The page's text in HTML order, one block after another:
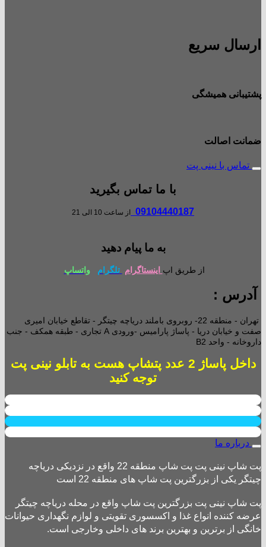
ارسال سریع
پشتیبانی همیشگی
ضمانت اصالت
تماس با نینی پت
با ما تماس بگیرید
09104440187 از ساعت 10 الی 21
به ما پیام دهید
از طریق اپ اینستاگرام تلگرام واتساپ
آدرس :
تهران - منطقه 22- روبروی باملند دریاچه چیتگر - تقاطع خیابان امیری
صفت و خیابان دریا - پاساژ پارامیس -ورودی A تجاری -
طبقه همکف - جنب
داروخانه - واحد B2
داخل پاساژ 2 عدد پتشاپ هست به تابلو نینی پت
توجه کنید
درباره ما
پت شاپ نینی پت پت شاپ منطقه 22 واقع در نزدیکی دریاچه
چیتگر یکی از بزرگترین پت شاپ های منطقه 22 است
پت شاپ نینی پت بزرگترین پت شاپ واقع در محله دریاچه چیتگر
عرضه کننده انواع غذا و اکسسوری تقویتی و لوازم نگهداری حیوانات
خانگی از برترین و بهترین برند های داخلی وخارجی است.